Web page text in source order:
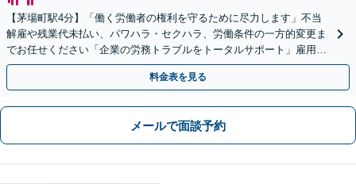
【茅場町駅4分】「働く労働者の権利を守るために尽力します」不当
解雇や残業代未払い、パワハラ・セクハラ、労働条件の一方的変更ま
でお任せください「企業の労務トラブルをトータルサポート」雇用契
約書や就業規則のリーガルチェックなど
料金表を見る
メールで面談予約